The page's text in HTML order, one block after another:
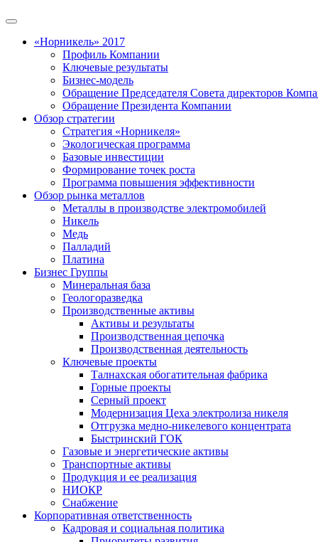
«Норникель» 2017
Профиль Компании
Ключевые результаты
Бизнес-модель
Обращение Председателя Совета директоров
Обращение Президента Компании
Обзор стратегии
Стратегия «Норникеля»
Экологическая программа
Базовые инвестиции
Формирование точек роста
Программа повышения эффективности
Обзор рынка металлов
Металлы в производстве электромобилей
Никель
Медь
Палладий
Платина
Бизнес Группы
Минеральная база
Геологоразведка
Производственные активы
Активы и результаты
Производственная цепочка
Производственная деятельность
Ключевые проекты
Талнахская обогатительная фабрика
Горные проекты
Серный проект
Модернизация Цеха электролиза никеля
Отгрузка медно-никелевого концентрата
Быстринский ГОК
Газовые и энергетические активы
Транспортные активы
Продукция и ее реализация
НИОКР
Снабжение
Корпоративная ответственность
Кадровая и социальная политика